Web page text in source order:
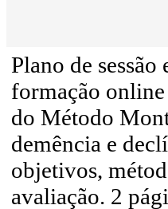
Plano de
formação
do Método
demência e
objetivos,
avaliação. 2